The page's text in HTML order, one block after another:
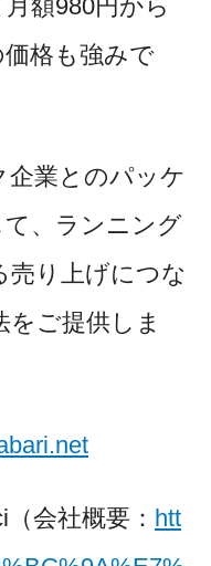
額980円から
格も強みで
企業とのパッケ
、ランニング
売り上げにつな
ご提供しま
会社概要： htt